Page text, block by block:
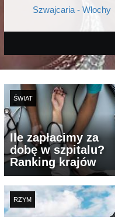
Szwajcaria - Włochy
ŚWIAT
Ile zapłacimy za
dobę w szpitalu?
Ranking krajów
RZYM